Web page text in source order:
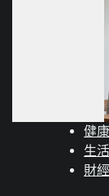
健康
生活
財經